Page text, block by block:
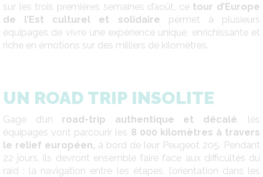
sur les trois premières semaines d’août, ce tour d’Europe
de l’Est culturel et solidaire permet à plusieurs
équipages de vivre une expérience unique, enrichissante et
riche en émotions sur des milliers de kilomètres.
UN ROAD TRIP INSOLITE
Gage d’un road-trip authentique et décalé, les
équipages vont parcourir les 8 000 kilomètres à travers
le relief européen, à bord de leur Peugeot 205. Pendant
22 jours, ils devront ensemble faire face aux difficultés du
raid : la navigation entre les étapes, l’orientation dans les